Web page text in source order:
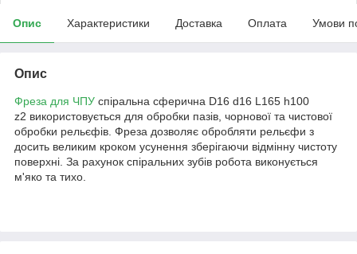
Опис Характеристики Доставка Оплата Умови
Опис
Фреза для ЧПУ спіральна сферична D16 d16 L165 h100
z2 використовується для обробки пазів, чорнової та чистової
обробки рельєфів. Фреза дозволяє обробляти рельєфи з
досить великим кроком усунення зберігаючи відмінну чистоту
поверхні. За рахунок спіральних зубів робота виконується
м'яко та тихо.